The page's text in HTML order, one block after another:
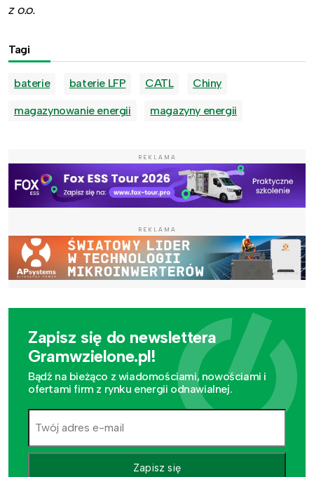
z o.o.
Tagi
baterie baterie LFP CATL Chiny
magazynowanie energii magazyny energii
REKLAMA
REKLAMA
Zapisz się do newslettera
Gramwzielone.pl!
Bądź na bieżąco z wiadomościami, nowościami i
ofertami firm z rynku energii odnawialnej.
Zapisz się